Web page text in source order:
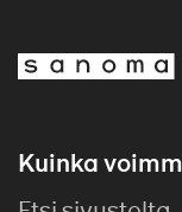
Kuinka